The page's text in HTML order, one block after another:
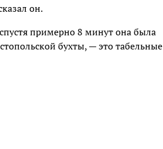
он.
примерно 8 минут она была
бухты, — это табельные